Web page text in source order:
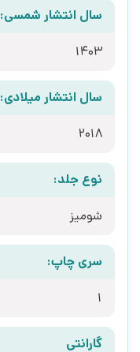
سال انتشار شمسی:
1403
سال انتشار میلادی:
2018
نوع جلد:
شومیز
سری چاپ:
1
گارانتی